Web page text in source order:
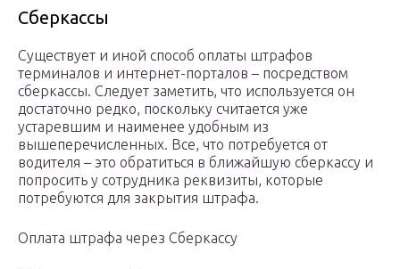
Сберкассы
Существует и иной способ оплаты штрафов
терминалов и интернет-порталов – посредством
сберкассы. Следует заметить, что используется он
достаточно редко, поскольку считается уже
устаревшим и наименее удобным из
вышеперечисленных. Все, что потребуется от
водителя – это обратиться в ближайшую сберкассу и
попросить у сотрудника реквизиты, которые
потребуются для закрытия штрафа.
Оплата штрафа через Сберкассу